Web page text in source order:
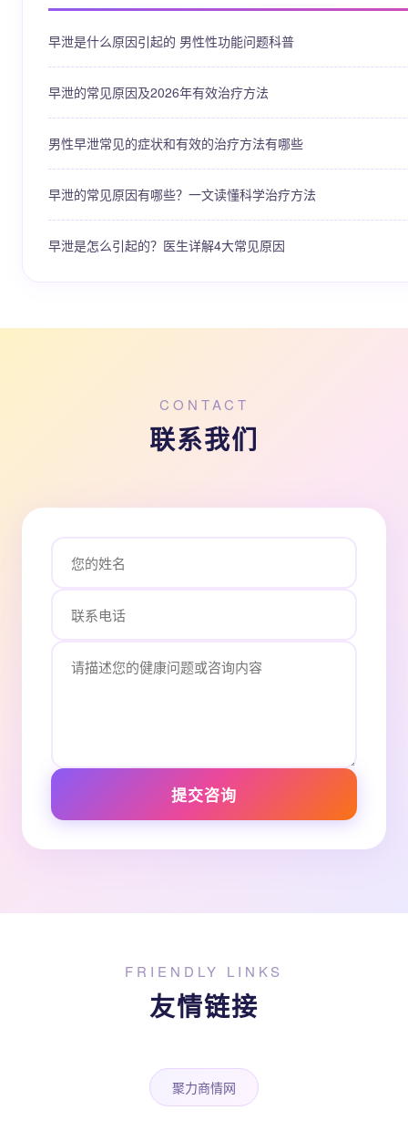
早泄是什么原因引起的 男性性功能问题科普
早泄的常见原因及2026年有效治疗方法
男性早泄常见的症状和有效的治疗方法有哪些
早泄的常见原因有哪些？一文读懂科学治疗方法
早泄是怎么引起的？医生详解4大常见原因
CONTACT
联系我们
提交咨询
FRIENDLY LINKS
友情链接
聚力商情网